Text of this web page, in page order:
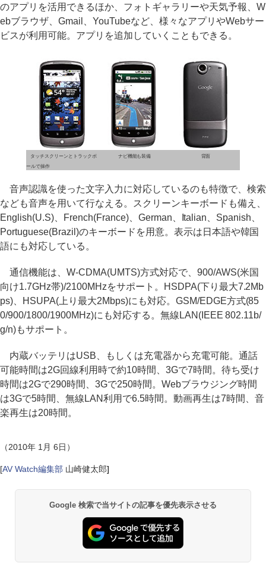
のアプリを活用できるほか、フォトギャラリーや天気予報、W
ebブラウザ、Gmail、YouTubeなど、様々なアプリやWebサー
ビスが利用可能。アプリを追加していくこともできる。
タッチスクリーンとトラックボ
ールで操作
ナビ機能も装備 背面
音声認識を使った文字入力に対応しているのも特徴で、検索
なども音声を用いて行なえる。スクリーンキーボードも備え、
English(U.S)、French(France)、German、Italian、Spanish、
Portuguese(Brazil)のキーボードを用意。表示は日本語や韓国
語にも対応している。
通信機能は、W-CDMA(UMTS)方式対応で、900/AWS(米国
向け1.7GHz帯)/2100MHzをサポート。HSDPA(下り最大7.2Mb
ps)、HSUPA(上り最大2Mbps)にも対応。GSM/EDGE方式(85
0/900/1800/1900MHz)にも対応する。無線LAN(IEEE 802.11b/
g/n)もサポート。
内蔵バッテリはUSB、もしくは充電器から充電可能。通話
可能時間は2G回線利用時で約10時間、3Gで7時間。待ち受け
時間は2Gで290時間、3Gで250時間。Webブラウジング時間
は3Gで5時間、無線LAN利用で6.5時間。動画再生は7時間、音
楽再生は20時間。
（2010年 1月 6日）
[AV Watch編集部 山崎健太郎]
Google 検索で当サイトの記事を優先表示させる